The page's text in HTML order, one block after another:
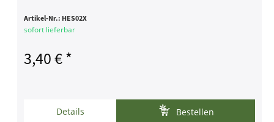
Artikel-Nr.: HES02X
sofort lieferbar
3,40 € *
Details Bestellen